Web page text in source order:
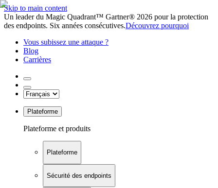
Skip to main content
Un leader du Magic Quadrant™ Gartner® 2026 pour la protection
des endpoints. Six années consécutives.Découvrez pourquoi
Vous subissez une attaque ?
Blog
Carrières
Plateforme
Plateforme et produits
Plateforme
Sécurité des endpoints